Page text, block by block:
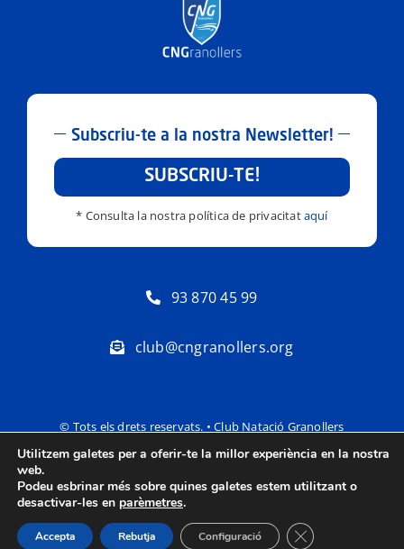
Subscriu-te a la nostra Newsletter!
SUBSCRIU-TE!
* Consulta la nostra política de privacitataquí
93 870 45 99
club@cngranollers.org
© Tots els drets reservats. • Club Natació Granollers
Política de privacitat Avís Legal
Utilitzem galetes per a oferir-te la millor experiència en la nostra
web.
Podeu esbrinar més sobre quines galetes estem utilitzant o
desactivar-les en parèmetres.
Accepta Rebutja Configuració Tanca el bàner de